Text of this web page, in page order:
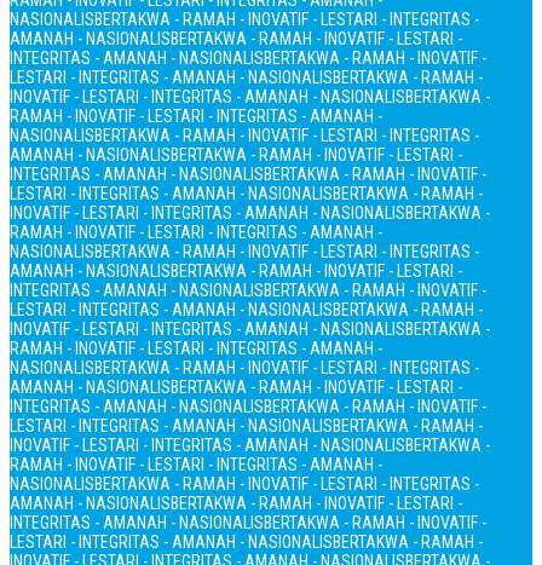
NASIONALISBERTAKWA - RAMAH - INOVATIF - LESTARI - INTEGRITAS -
AMANAH - NASIONALISBERTAKWA - RAMAH - INOVATIF - LESTARI -
INTEGRITAS - AMANAH - NASIONALISBERTAKWA - RAMAH - INOVATIF -
LESTARI - INTEGRITAS - AMANAH - NASIONALISBERTAKWA - RAMAH -
INOVATIF - LESTARI - INTEGRITAS - AMANAH - NASIONALISBERTAKWA -
RAMAH - INOVATIF - LESTARI - INTEGRITAS - AMANAH -
NASIONALISBERTAKWA - RAMAH - INOVATIF - LESTARI - INTEGRITAS -
AMANAH - NASIONALISBERTAKWA - RAMAH - INOVATIF - LESTARI -
INTEGRITAS - AMANAH - NASIONALISBERTAKWA - RAMAH - INOVATIF -
LESTARI - INTEGRITAS - AMANAH - NASIONALISBERTAKWA - RAMAH -
INOVATIF - LESTARI - INTEGRITAS - AMANAH - NASIONALISBERTAKWA -
RAMAH - INOVATIF - LESTARI - INTEGRITAS - AMANAH -
NASIONALISBERTAKWA - RAMAH - INOVATIF - LESTARI - INTEGRITAS -
AMANAH - NASIONALISBERTAKWA - RAMAH - INOVATIF - LESTARI -
INTEGRITAS - AMANAH - NASIONALISBERTAKWA - RAMAH - INOVATIF -
LESTARI - INTEGRITAS - AMANAH - NASIONALISBERTAKWA - RAMAH -
INOVATIF - LESTARI - INTEGRITAS - AMANAH - NASIONALISBERTAKWA -
RAMAH - INOVATIF - LESTARI - INTEGRITAS - AMANAH -
NASIONALISBERTAKWA - RAMAH - INOVATIF - LESTARI - INTEGRITAS -
AMANAH - NASIONALISBERTAKWA - RAMAH - INOVATIF - LESTARI -
INTEGRITAS - AMANAH - NASIONALISBERTAKWA - RAMAH - INOVATIF -
LESTARI - INTEGRITAS - AMANAH - NASIONALISBERTAKWA - RAMAH -
INOVATIF - LESTARI - INTEGRITAS - AMANAH - NASIONALISBERTAKWA -
RAMAH - INOVATIF - LESTARI - INTEGRITAS - AMANAH -
NASIONALISBERTAKWA - RAMAH - INOVATIF - LESTARI - INTEGRITAS -
AMANAH - NASIONALISBERTAKWA - RAMAH - INOVATIF - LESTARI -
INTEGRITAS - AMANAH - NASIONALISBERTAKWA - RAMAH - INOVATIF -
LESTARI - INTEGRITAS - AMANAH - NASIONALISBERTAKWA - RAMAH -